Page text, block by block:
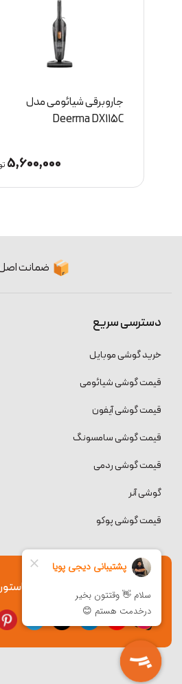
جاروبرقی شیائومی مدل
Deerma DX115C
5,600,000
ضمانت اصل
دسترسی سریع
خرید گوشی موبایل
قیمت گوشی شیائومی
قیمت گوشی آیفون
قیمت گوشی سامسونگ
قیمت گوشی ردمی
گوشی آنر
قیمت گوشی پوکو
آدرس: مشهد، احمدآباد 5، نبش پاستور 1، پلاک 7